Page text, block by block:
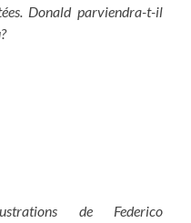
Donald parviendra-t-il
de Federico